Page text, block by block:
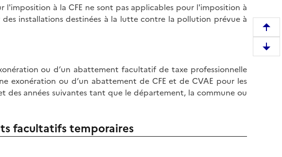
l'imposition à la CFE ne sont pas applicables pour l'imposition à
installations destinées à la lutte contre la pollution prévue à
ou d’un abattement facultatif de taxe professionnelle
exonération ou d’un abattement de CFE et de CVAE pour les
des années suivantes tant que le département, la commune ou
facultatifs temporaires
e
m
D